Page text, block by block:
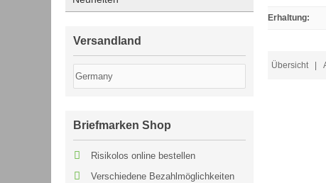
Erhaltung:
Übersicht|
Versandland
Briefmarken Shop
Risikolos online bestellen
Verschiedene Bezahlmöglichkeiten